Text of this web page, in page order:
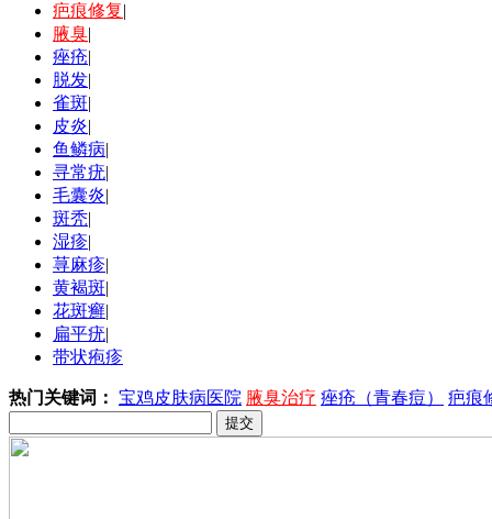
疤痕修复|
腋臭|
痤疮|
脱发|
雀斑|
皮炎|
鱼鳞病|
寻常疣|
毛囊炎|
斑秃|
湿疹|
荨麻疹|
黄褐斑|
花斑癣|
扁平疣|
带状疱疹
热门关键词： 宝鸡皮肤病医院 腋臭治疗 痤疮（青春痘） 疤痕